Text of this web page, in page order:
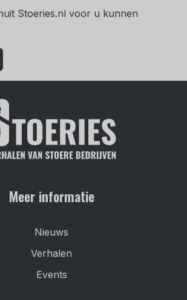
Stoeries.nl voor u kunnen
Meer informatie
Nieuws
Verhalen
Events